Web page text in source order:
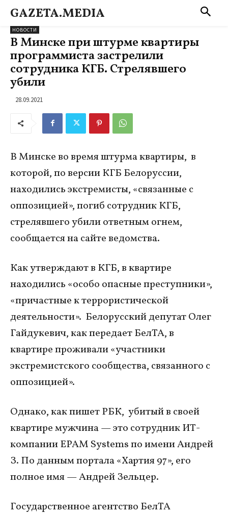
GAZETA.MEDIA
НОВОСТИ
В Минске при штурме квартиры
программиста застрелили
сотрудника КГБ. Стрелявшего
убили
28.09.2021
В Минске во время штурма квартиры, в
которой, по версии КГБ Белоруссии,
находились экстремисты, «связанные с
оппозицией», погиб сотрудник КГБ,
стрелявшего убили ответным огнем,
сообщается на сайте ведомства.
Как утверждают в КГБ, в квартире
находились «особо опасные преступники»,
«причастные к террористической
деятельности». Белорусский депутат Олег
Гайдукевич, как передает БелТА, в
квартире проживали «участники
экстремистского сообщества, связанного с
оппозицией».
Однако, как пишет РБК, убитый в своей
квартире мужчина — это сотрудник ИТ-
компании EPAM Systems по имени Андрей
З. По данным портала «Хартия 97», его
полное имя — Андрей Зельцер.
Государственное агентство БелТА